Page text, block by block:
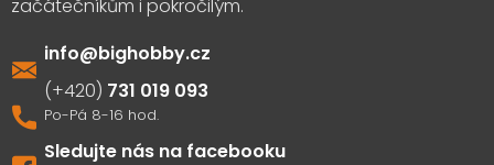
info@bighobby.cz
731 019 093
Sledujte nás na facebooku